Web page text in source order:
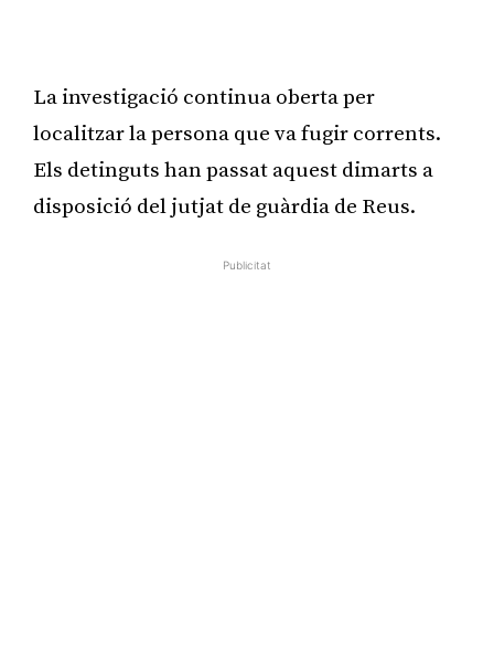
La investigació continua oberta per
localitzar la persona que va fugir corrents.
Els detinguts han passat aquest dimarts a
disposició del jutjat de guàrdia de Reus.
Publicitat